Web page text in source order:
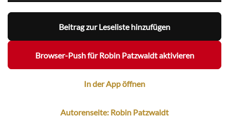
Beitrag zur Leseliste hinzufügen
Browser-Push für Robin Patzwaldt aktivieren
In der App öffnen
Autorenseite: Robin Patzwaldt